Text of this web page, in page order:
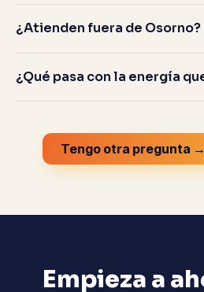
¿Atienden fuera de Osorno?
¿Qué pasa con la energía
Tengo otra pregunta
Empieza a